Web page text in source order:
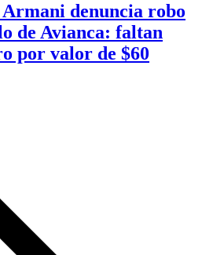
Armani denuncia robo
de Avianca: faltan
por valor de $60